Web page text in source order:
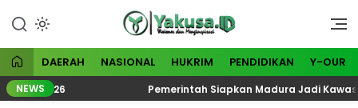
konten
Yakusa
Visioner dan Menginspirasi
DAERAH NASIONAL HUKRIM PENDIDIKAN Y-OUR
NEWS
2026 Pemerintah Siapkan Madura Jadi Kawasan